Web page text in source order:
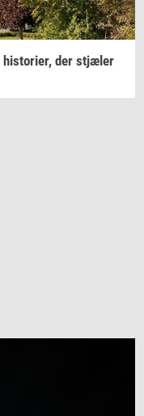
hi­sto­ri­er, der stjæ­ler